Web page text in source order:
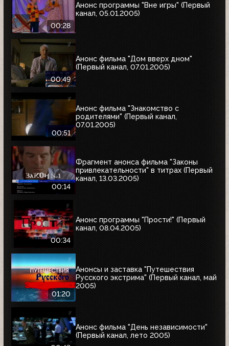
00:28
Анонс программы "Вне игры" (Первый
канал, 05.01.2005)
00:49
Анонс фильма "Дом вверх дном"
(Первый канал, 07.01.2005)
00:51
Анонс фильма "Знакомство с
родителями" (Первый канал,
07.01.2005)
00:14
Фрагмент анонса фильма "Законы
привлекательности" в титрах (Первый
канал, 13.03.2005)
00:34
Анонс программы "Прости!" (Первый
канал, 08.04.2005)
01:20
Анонсы и заставка "Путешествия
Русского экстрима" (Первый канал, май
2005)
Анонс фильма "День независимости"
(Первый канал, лето 2005)